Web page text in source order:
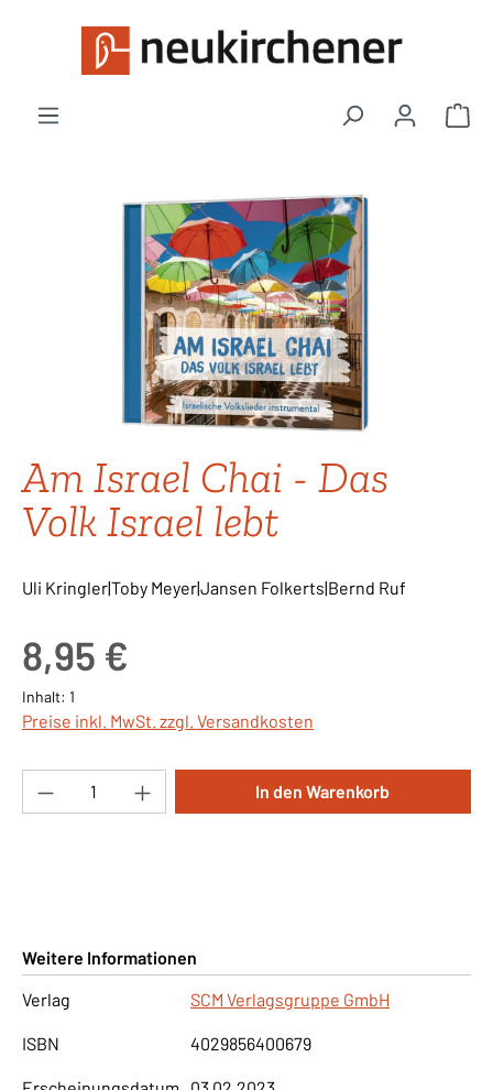
Zum Hauptinhalt springen
Bildergalerie überspringen
Am Israel Chai - Das
Volk Israel lebt
Uli Kringler|Toby Meyer|Jansen Folkerts|Bernd Ruf
8,95 €
Inhalt: 1
Preise inkl. MwSt. zzgl. Versandkosten
Produkt Anzahl: Gib den gewünschten
In den Warenkorb
Weitere Informationen
Verlag
SCM Verlagsgruppe GmbH
ISBN 4029856400679